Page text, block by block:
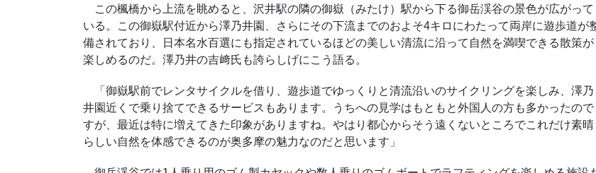
この楓橋から上流を眺めると、沢井駅の隣の御嶽（みたけ）駅から下る御岳渓谷の景色が広がって
いる。この御嶽駅付近から澤乃井園、さらにその下流までのおよそ4キロにわたって両岸に遊歩道が
備されており、日本名水百選にも指定されているほどの美しい清流に沿って自然を満喫できる散策が
楽しめるのだ。澤乃井の吉﨑氏も誇らしげにこう語る。
「御嶽駅前でレンタサイクルを借り、遊歩道でゆっくりと清流沿いのサイクリングを楽しみ、澤乃
井園近くで乗り捨てできるサービスもあります。うちへの見学はもともと外国人の方も多かったので
すが、最近は特に増えてきた印象がありますね。やはり都心からそう遠くないところでこれだけ素晴
らしい自然を体感できるのが奥多摩の魅力なのだと思います」